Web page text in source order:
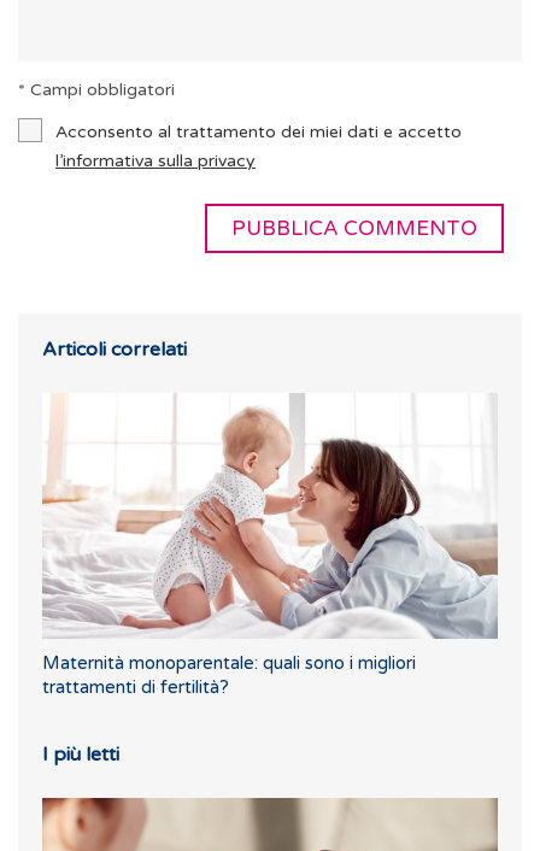
* Campi obbligatori
Acconsento al trattamento dei miei dati e accetto
l’informativa sulla privacy
Articoli correlati
Maternità monoparentale: quali sono i migliori
trattamenti di fertilità?
I più letti